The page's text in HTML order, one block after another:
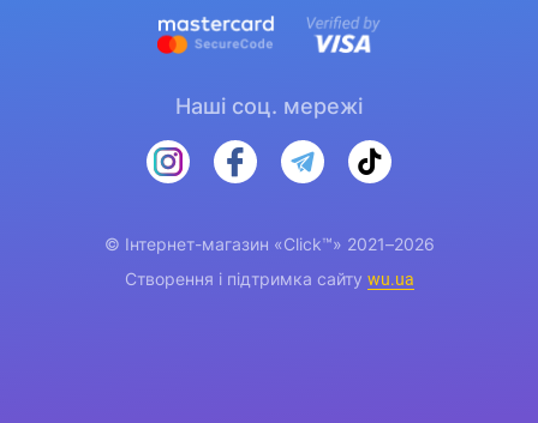
Наші соц. мережі
© Інтернет-магазин «Click™» 2021–2026
Створення і підтримка сайту wu.ua